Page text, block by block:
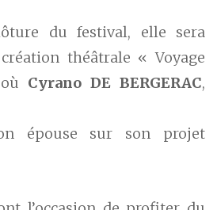
du festival, elle sera
théâtrale « Voyage
Cyrano DE BERGERAC,
épouse sur son projet